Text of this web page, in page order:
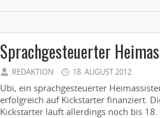
Sprachgesteuerter
REDAKTION 18. AUGUST 2012
Ubi, ein sprachgesteuerter
erfolgreich auf Kickstarter finanziert.
Kickstarter läuft allerdings noch bis 18.